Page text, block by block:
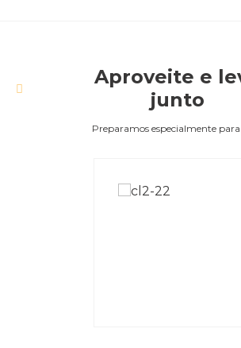
Aproveite e
junto
Preparamos especialmente